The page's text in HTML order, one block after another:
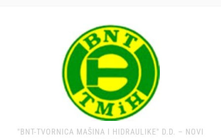
"BNT-TVORNICA MAŠINA I HIDRAULIKE" D.D. – NOVI